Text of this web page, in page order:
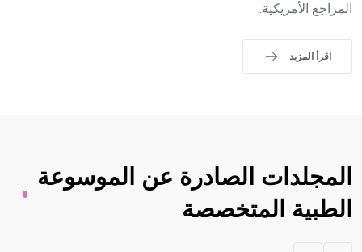
المراجع الأمريكية.
اقرأ المزيد
المجلدات الصادرة عن الموسوعة
الطبية المتخصصة